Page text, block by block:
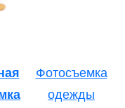
Фотосъемка
одежды